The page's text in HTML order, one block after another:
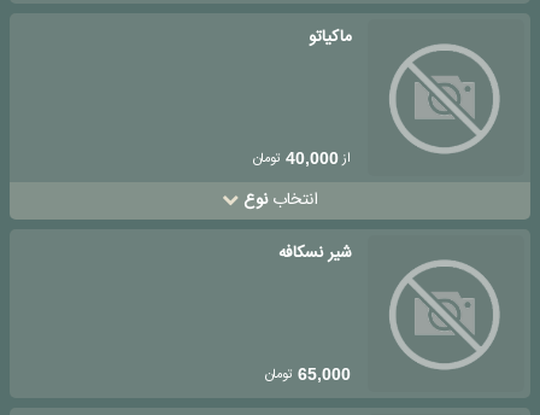
ماکیاتو
از40,000 تومان
انتخابنوع
شیر نسکافه
65,000 تومان